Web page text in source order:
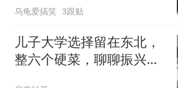
乌龟爱搞笑 3跟贴
儿子大学选择留在东北，
整六个硬菜，聊聊振兴东